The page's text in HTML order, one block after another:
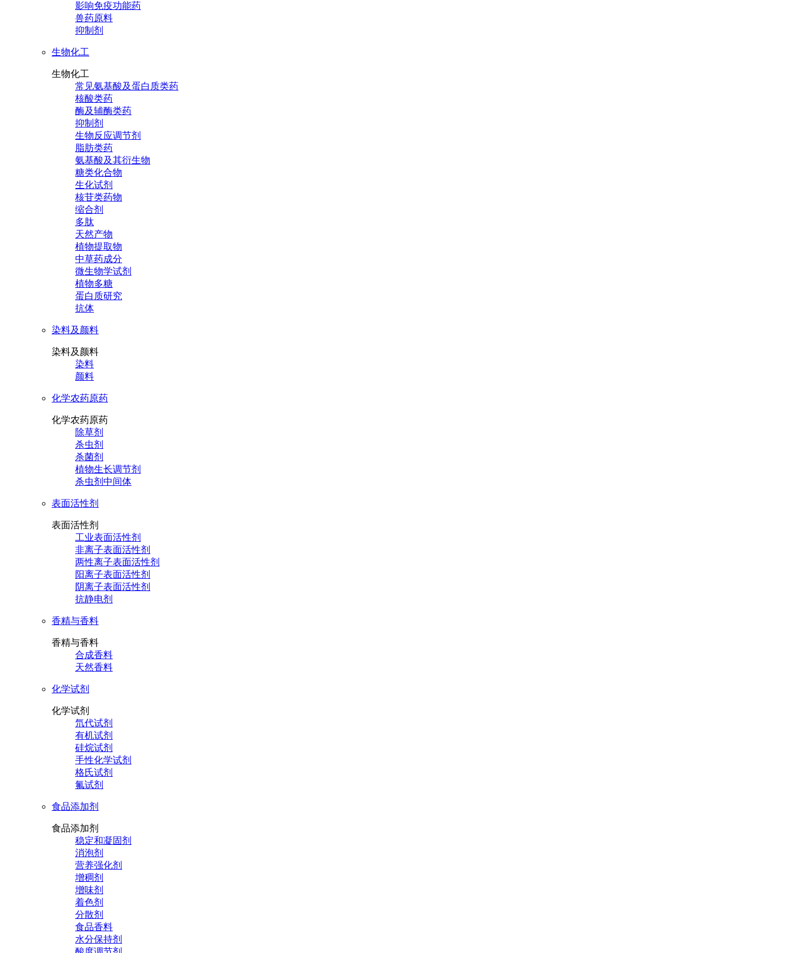
影响免疫功能药
兽药原料
抑制剂
生物化工
生物化工
常见氨基酸及蛋白质类药
核酸类药
酶及辅酶类药
抑制剂
生物反应调节剂
脂肪类药
氨基酸及其衍生物
糖类化合物
生化试剂
核苷类药物
缩合剂
多肽
天然产物
植物提取物
中草药成分
微生物学试剂
植物多糖
蛋白质研究
抗体
染料及颜料
染料及颜料
染料
颜料
化学农药原药
化学农药原药
除草剂
杀虫剂
杀菌剂
植物生长调节剂
杀虫剂中间体
表面活性剂
表面活性剂
工业表面活性剂
非离子表面活性剂
两性离子表面活性剂
阳离子表面活性剂
阴离子表面活性剂
抗静电剂
香精与香料
香精与香料
合成香料
天然香料
化学试剂
化学试剂
氘代试剂
有机试剂
硅烷试剂
手性化学试剂
格氏试剂
氟试剂
食品添加剂
食品添加剂
稳定和凝固剂
消泡剂
营养强化剂
增稠剂
增味剂
着色剂
分散剂
食品香料
水分保持剂